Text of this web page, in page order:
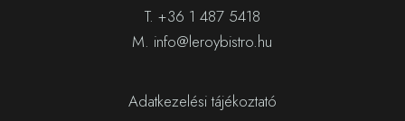
T. +36 1 487 5418
M. info@leroybistro.hu
Adatkezelési tájékoztató